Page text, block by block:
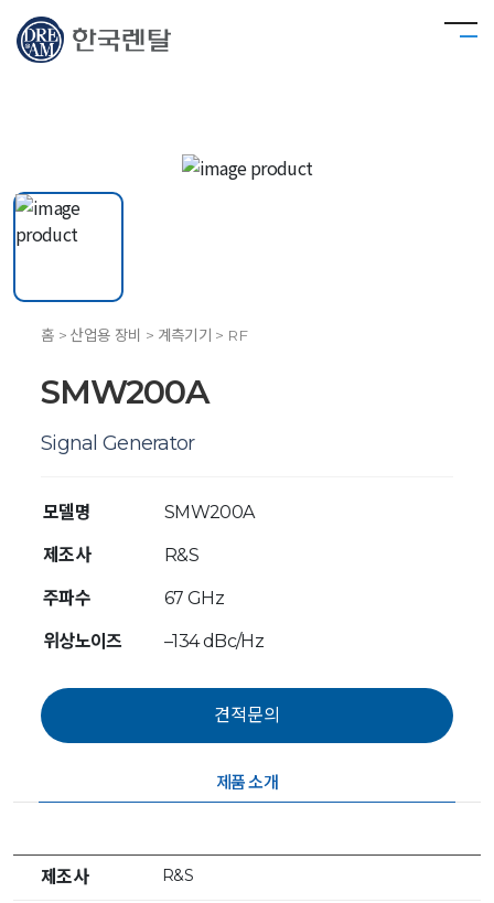
홈 > 산업용 장비 > 계측기기 > RF
SMW200A
Signal Generator
모델명 SMW200A
제조사 R&S
주파수 67 GHz
위상노이즈 –134 dBc/Hz
제품 소개
제조사 R&S